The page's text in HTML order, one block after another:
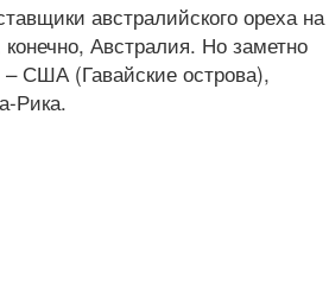
австралийского ореха на
Австралия. Но заметно
США (Гавайские острова),
Рика.